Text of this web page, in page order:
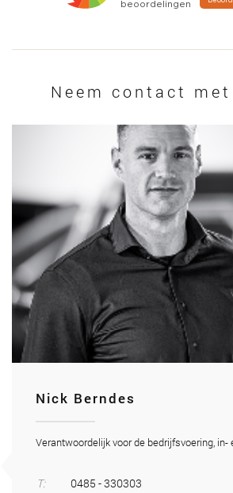
Neem contact
Nick Berndes
Verantwoordelijk voor de bedrijfsvoering, in-
T:
0485 - 330303